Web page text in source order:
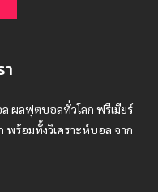
ผลฟุตบอลทั่วโลก ฟรีเมียร์
พร้อมทั้งวิเคราะห์บอล จาก